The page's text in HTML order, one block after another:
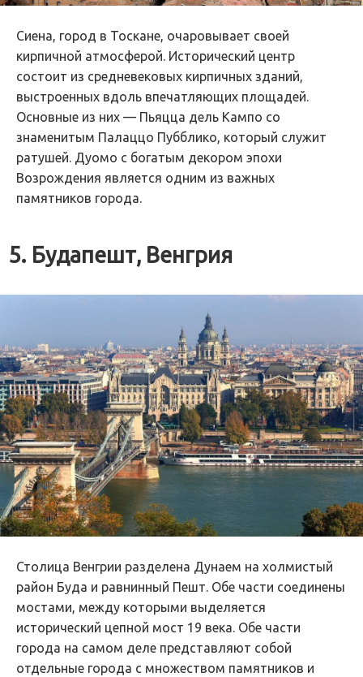
Сиена, город в Тоскане, очаровывает своей
кирпичной атмосферой. Исторический центр
состоит из средневековых кирпичных зданий,
выстроенных вдоль впечатляющих площадей.
Основные из них — Пьяцца дель Кампо со
знаменитым Палаццо Пубблико, который служит
ратушей. Дуомо с богатым декором эпохи
Возрождения является одним из важных
памятников города.
5. Будапешт, Венгрия
Столица Венгрии разделена Дунаем на холмистый
район Буда и равнинный Пешт. Обе части соединены
мостами, между которыми выделяется
исторический цепной мост 19 века. Обе части
города на самом деле представляют собой
отдельные города с множеством памятников и